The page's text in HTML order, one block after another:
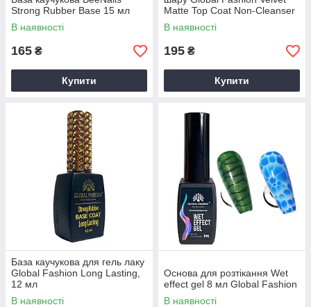
Strong Rubber Base 15 мл
В наявності
165 ₴
Купити
Matte Top Coat Non-Cleanser
12 мл
В наявності
195 ₴
Купити
База каучукова для гель лаку
Global Fashion Long Lasting,
12 мл
В наявності
Основа для розтікання Wet
effect gel 8 мл Global Fashion
В наявності